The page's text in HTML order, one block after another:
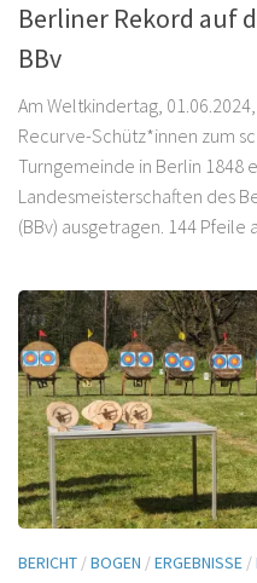
Berliner Rekord auf
BBv
Am Weltkindertag,
Recurve-Schütz*innen zum
Turngemeinde in Berlin 1848
Landesmeisterschaften des
(BBv) ausgetragen. 144 Pfeile
BERICHT /BOGEN /ERGEBNISSE /